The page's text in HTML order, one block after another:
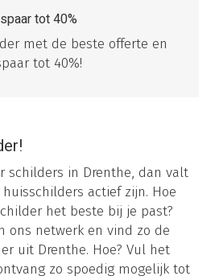
tot 40%
met de beste offerte en
tot 40%!
schilders in Drenthe, dan valt
actief zijn. Hoe
het beste bij je past?
ons netwerk en vind zo de
uit Drenthe. Hoe? Vul het
zo spoedig mogelijk tot